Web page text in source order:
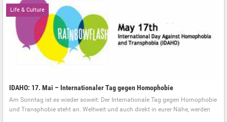
Life & Culture
IDAHO: 17. Mai – Internationaler Tag gegen Homophobie
Am Sonntag ist es wieder soweit: Der Internationale Tag gegen Homophobie
und Transphobie steht an. Weltweit und auch direkt in eurer Nähe, werden